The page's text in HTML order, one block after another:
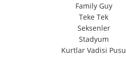
Family Guy
Teke Tek
Seksenler
Stadyum
Kurtlar Vadisi Pusu